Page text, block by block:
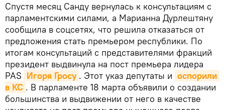
Спустя месяц Санду вернулась к консультациям с
парламентскими силами, а Марианна Дурлештяну
сообщила в соцсетях, что решила отказаться от
предложения стать премьером республики. По
итогам консультаций с представителями фракций
президент выдвинула на пост премьера лидера
PAS Игоря Гросу . Этот указ депутаты и оспорили
в КС . В парламенте 18 марта объявили о создании
большинства и выдвижении от него в качестве